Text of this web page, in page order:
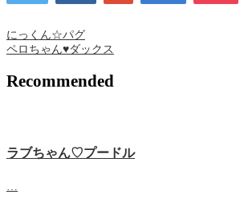
にっくん☆パグ
ペロちゃん♥ダックス
Recommended
ラブちゃん♡プードル